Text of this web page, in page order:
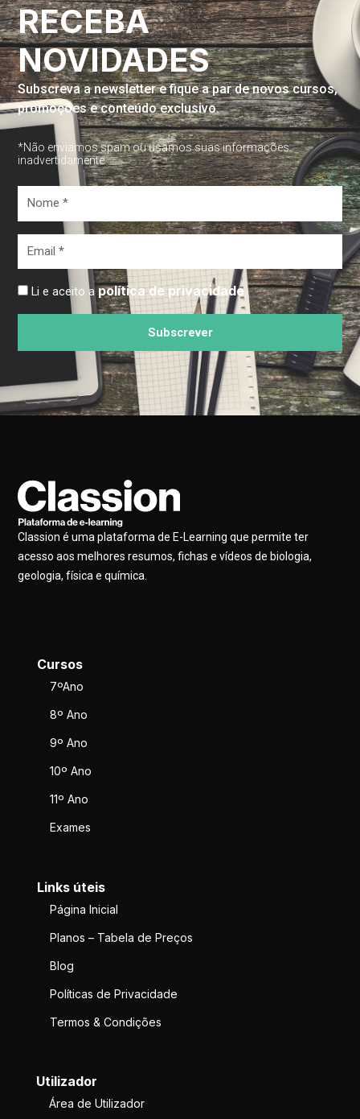
RECEBA
NOVIDADES
Subscreva a newsletter e fique a par de novos cursos,
promoções e conteúdo exclusivo.
*Não enviamos spam ou usamos suas informações
inadvertidamente
Li e aceito apolítica de privacidade
Subscrever
Classion é uma plataforma de E-Learning que permite ter
acesso aos melhores resumos, fichas e vídeos de biologia,
geologia, física e química.
Cursos
7ºAno
8º Ano
9º Ano
10º Ano
11º Ano
Exames
Links úteis
Página Inicial
Planos – Tabela de Preços
Blog
Políticas de Privacidade
Termos & Condições
Utilizador
Área de Utilizador